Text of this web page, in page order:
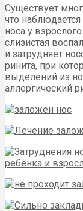
Существует
что
носа у
слизистая
и затрудняет
ринита, при
выделений из
аллергический